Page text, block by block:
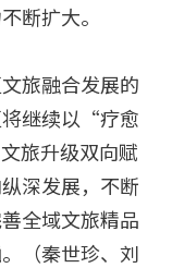
断扩大。
旅融合发展的
继续以“疗愈
旅升级双向赋
深发展，不断
全域文旅精品
（秦世珍、刘